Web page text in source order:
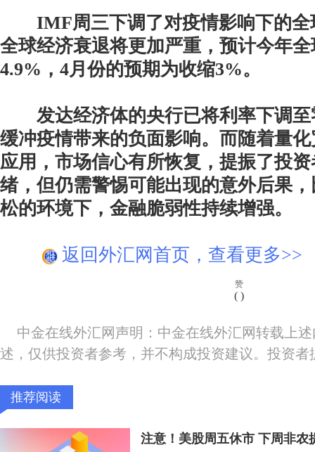
IMF周三下调了对疫情影响下的全
全球经济衰退将更加严重，预计今年
4.9%，4月份的预期为收缩3%。
发达经济体的央行已将利率下调至
缓冲疫情带来的负面影响。而随着量
应用，市场信心有所恢复，提振了投
绪，但仍需警惕可能出现的意外后果
松的环境下，金融脆弱性持续增强。
返回外汇网首页，查看更多>>
赞
( )
中金在线外汇网声明：中金在线外汇网转载上
述，仅供投资者参考，并不构成投资建议。投资
推荐阅读
注意！美股周五休市 下周非农